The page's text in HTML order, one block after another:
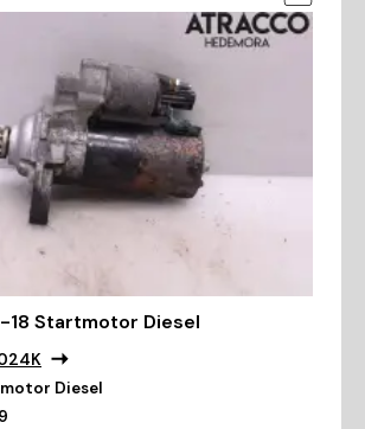
18 Startmotor Diesel
Diesel